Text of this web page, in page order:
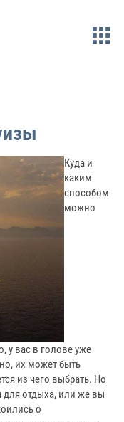
Куда и
каким
способом
можно
у вас в голове уже
их может быть
из чего выбрать. Но
для отдыха, или же вы
о